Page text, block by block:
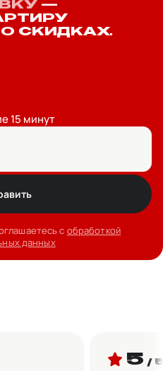
—
СКИДКАХ.
15 минут
с обработкой
данных
5 /